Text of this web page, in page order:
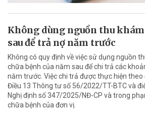
Không dùng nguồn thu
sau để trả nợ năm trước
Không có quy định về việc sử dụng nguồn
chữa bệnh của năm sau để chi trả các
năm trước. Việc chi trả được thực hiện theo
Điều 13 Thông tư số 56/2022/TT-BTC và
Nghị định số 347/2025/NĐ-CP và trong
chữa bệnh của đơn vị.